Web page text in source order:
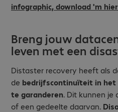
infographic, download 'm
Breng jouw
leven met een
Distaster recovery heeft als
de bedrijfscontinuïteit in het
te garanderen. Dit kunnen je
of een gedeelte daarvan.